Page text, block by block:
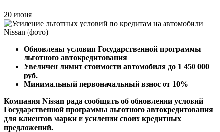
20 июня
Обновлены условия Государственной программы
льготного автокредитования
Увеличен лимит стоимости автомобиля до 1 450 000
руб.
Минимальный первоначальный взнос от 10%
Компания Nissan рада сообщить об обновлении условий
Государственной программы льготного автокредитования
для клиентов марки и усилении своих кредитных
предложений.